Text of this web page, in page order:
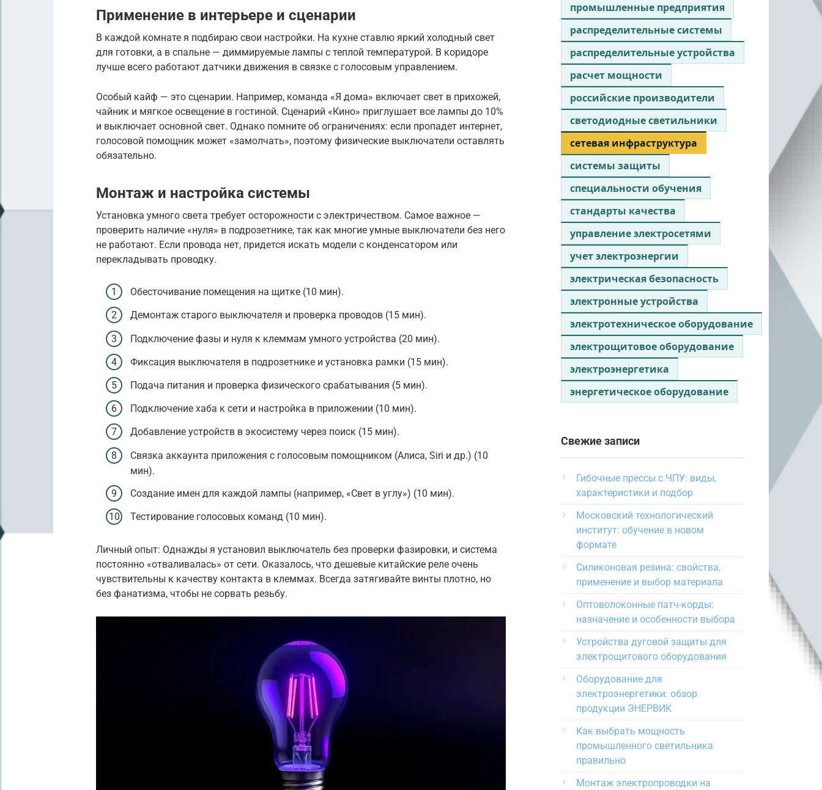
Применение в интерьере и сценарии
В каждой комнате я подбираю свои настройки. На кухне ставлю яркий холодный свет
для готовки, а в спальне — диммируемые лампы с теплой температурой. В коридоре
лучше всего работают датчики движения в связке с голосовым управлением.
Особый кайф — это сценарии. Например, команда «Я дома» включает свет в прихожей,
чайник и мягкое освещение в гостиной. Сценарий «Кино» приглушает все лампы до 10%
и выключает основной свет. Однако помните об ограничениях: если пропадет интернет,
голосовой помощник может «замолчать», поэтому физические выключатели оставлять
обязательно.
Монтаж и настройка системы
Установка умного света требует осторожности с электричеством. Самое важное —
проверить наличие «нуля» в подрозетнике, так как многие умные выключатели без него
не работают. Если провода нет, придется искать модели с конденсатором или
перекладывать проводку.
Обесточивание помещения на щитке (10 мин).
Демонтаж старого выключателя и проверка проводов (15 мин).
Подключение фазы и нуля к клеммам умного устройства (20 мин).
Фиксация выключателя в подрозетнике и установка рамки (15 мин).
Подача питания и проверка физического срабатывания (5 мин).
Подключение хаба к сети и настройка в приложении (10 мин).
Добавление устройств в экосистему через поиск (15 мин).
Связка аккаунта приложения с голосовым помощником (Алиса, Siri и др.) (10
мин).
Создание имен для каждой лампы (например, «Свет в углу») (10 мин).
Тестирование голосовых команд (10 мин).
Личный опыт: Однажды я установил выключатель без проверки фазировки, и система
постоянно «отваливалась» от сети. Оказалось, что дешевые китайские реле очень
чувствительны к качеству контакта в клеммах. Всегда затягивайте винты плотно, но
без фанатизма, чтобы не сорвать резьбу.
промышленные предприятия
распределительные системы
распределительные устройства
расчет мощности
российские производители
светодиодные светильники
сетевая инфраструктура
системы защиты
специальности обучения
стандарты качества
управление электросетями
учет электроэнергии
электрическая безопасность
электронные устройства
электротехническое оборудование
электрощитовое оборудование
электроэнергетика
энергетическое оборудование
Свежие записи
Гибочные прессы с ЧПУ: виды,
характеристики и подбор
Московский технологический
институт: обучение в новом
формате
Силиконовая резина: свойства,
применение и выбор материала
Оптоволоконные патч-корды:
назначение и особенности выбора
Устройства дуговой защиты для
электрощитового оборудования
Оборудование для
электроэнергетики: обзор
продукции ЭНЕРВИК
Как выбрать мощность
промышленного светильника
правильно
Монтаж электропроводки на